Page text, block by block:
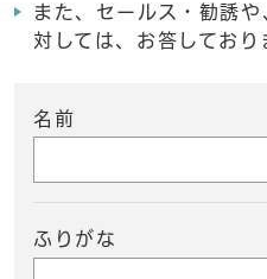
また、セールス・勧誘
対しては、お答しており
名前
ふりがな